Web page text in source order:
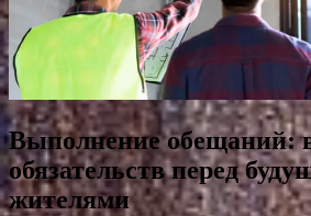
Выполнение обещаний:
обязательств перед
жителями